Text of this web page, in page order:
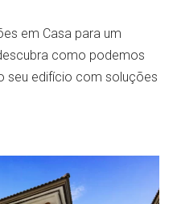
em Casa para um
como podemos
seu edifício com soluções